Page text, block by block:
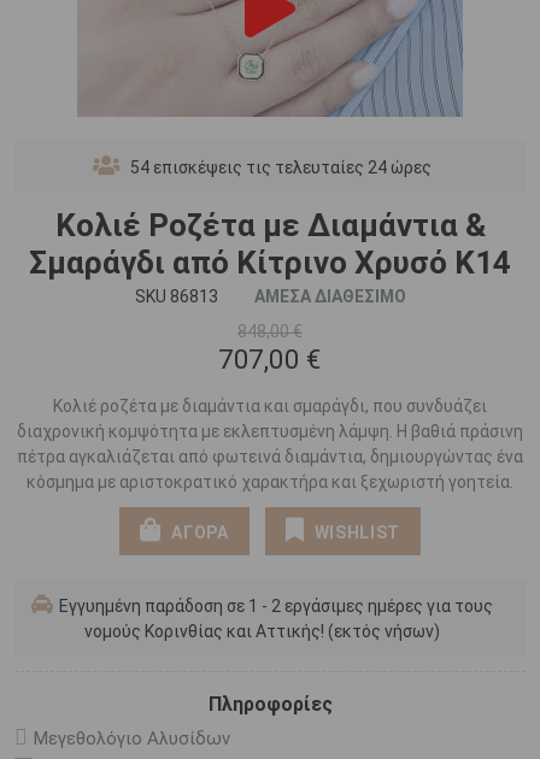
54 επισκέψεις τις τελευταίες 24 ώρες
Κολιέ Ροζέτα με Διαμάντια &
Σμαράγδι από Κίτρινο Χρυσό K14
SKU 86813
ΑΜΕΣΑ ΔΙΑΘΕΣΙΜΟ
848,00 €
707,00 €
Κολιέ ροζέτα με διαμάντια και σμαράγδι, που συνδυάζει
διαχρονική κομψότητα με εκλεπτυσμένη λάμψη. Η βαθιά πράσινη
πέτρα αγκαλιάζεται από φωτεινά διαμάντια, δημιουργώντας ένα
κόσμημα με αριστοκρατικό χαρακτήρα και ξεχωριστή γοητεία.
ΑΓΟΡΑ WISHLIST
Εγγυημένη παράδοση σε 1 - 2 εργάσιμες ημέρες για τους
νομούς Κορινθίας και Αττικής! (εκτός νήσων)
Πληροφορίες
Μεγεθολόγιο Αλυσίδων